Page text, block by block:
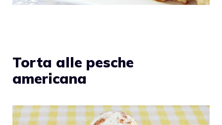
Torta alle pesche
americana